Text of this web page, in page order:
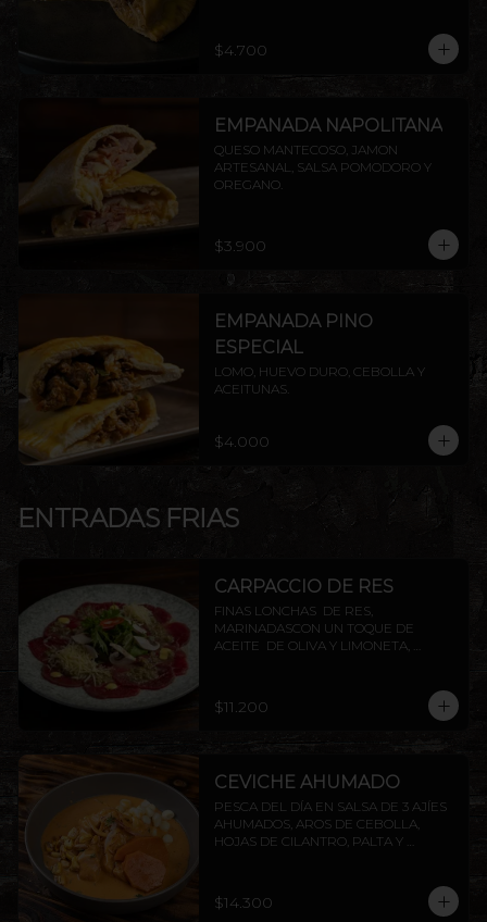
$4.700
EMPANADA NAPOLITANA
QUESO MANTECOSO, JAMON
ARTESANAL, SALSA POMODORO Y
OREGANO.
$3.900
EMPANADA PINO
ESPECIAL
LOMO, HUEVO DURO, CEBOLLA Y
ACEITUNAS.
$4.000
ENTRADAS FRIAS
CARPACCIO DE RES
FINAS LONCHAS  DE RES,
MARINADASCON UN TOQUE DE
ACEITE  DE OLIVA Y LIMONETA,
TERMINADO CON TOQUES DE
PIMIENTA
$11.200
CEVICHE AHUMADO
PESCA DEL DÍA EN SALSA DE 3 AJÍES
AHUMADOS, AROS DE CEBOLLA,
HOJAS DE CILANTRO, PALTA Y
$14.300